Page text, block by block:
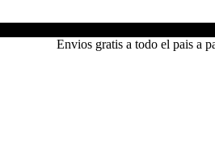
Envios gratis a todo el pais a